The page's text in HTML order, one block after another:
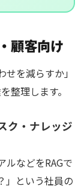
顧客向け
を減らすか」
整理します。
ク・ナレッジ
ルなどをRAGで
」という社員の